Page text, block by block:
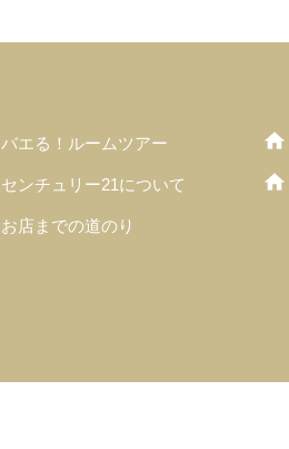
バエる！ルームツアー
センチュリー21について
お店までの道のり